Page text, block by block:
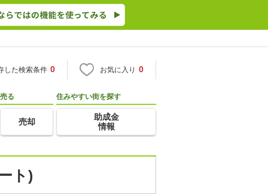
した検索条件 0 お気に入り 0
売る
売却
住みやすい街を探す
助成金
情報
ト)